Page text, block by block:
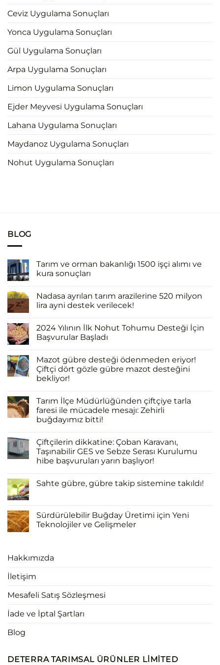
Ceviz Uygulama Sonuçları
Yonca Uygulama Sonuçları
Gül Uygulama Sonuçları
Arpa Uygulama Sonuçları
Limon Uygulama Sonuçları
Ejder Meyvesi Uygulama Sonuçları
Lahana Uygulama Sonuçları
Maydanoz Uygulama Sonuçları
Nohut Uygulama Sonuçları
BLOG
Tarım ve orman bakanlığı 1500 işçi alımı ve
kura sonuçları
Nadasa ayrılan tarım arazilerine 520 milyon
lira ayni destek verilecek!
2024 Yılının İlk Nohut Tohumu Desteği İçin
Başvurular Başladı
Mazot gübre desteği ödenmeden eriyor!
Çiftçi dört gözle gübre mazot desteğini
bekliyor!
Tarım İlçe Müdürlüğünden çiftçiye tarla
faresi ile mücadele mesajı: Zehirli
buğdayımız bitti!
Çiftçilerin dikkatine: Çoban Karavanı,
Taşınabilir GES ve Sebze Serası Kurulumu
hibe başvuruları yarın başlıyor!
Sahte gübre, gübre takip sistemine takıldı!
Sürdürülebilir Buğday Üretimi için Yeni
Teknolojiler ve Gelişmeler
Hakkımızda
İletişim
Mesafeli Satış Sözleşmesi
İade ve İptal Şartları
Blog
DETERRA TARIMSAL ÜRÜNLER LIMITED